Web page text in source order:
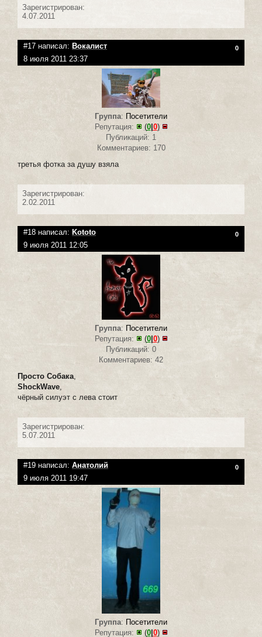
Зарегистрирован:
4.07.2011
#17 написал: Вокалист 0
8 июля 2011 23:37
Группа: Посетители
Репутация:
(0|0)
Публикаций: 1
Комментариев: 170
третья фотка за душу взяла
Зарегистрирован:
2.02.2011
#18 написал: Kototo 0
9 июля 2011 12:05
Группа: Посетители
Репутация:
(0|0)
Публикаций: 0
Комментариев: 42
Просто Собака
ShockWave
чёрный силуэт с лева стоит
Зарегистрирован:
5.07.2011
#19 написал: Анатолий 0
9 июля 2011 19:47
Группа: Посетители
Репутация:
(0| 0)